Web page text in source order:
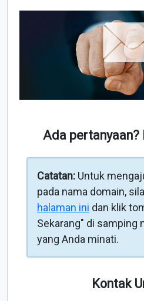
Ada pertanyaan?
Catatan: Untuk
pada nama domain,
halaman ini dan klik
Sekarang" di samping
yang Anda minati.
Kontak